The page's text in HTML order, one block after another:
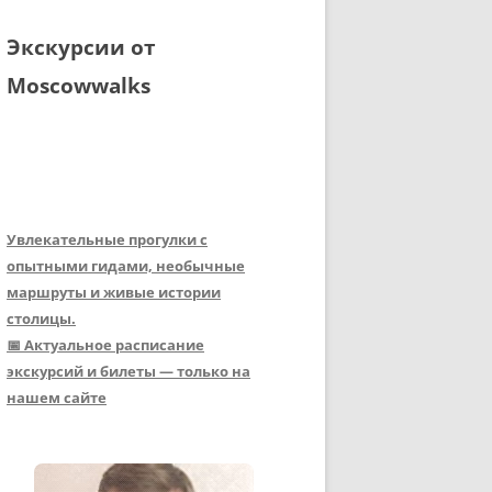
Экскурсии от
Moscowwalks
Увлекательные прогулки с
опытными гидами, необычные
маршруты и живые истории
столицы.
📅 Актуальное расписание
экскурсий и билеты — только на
нашем сайте